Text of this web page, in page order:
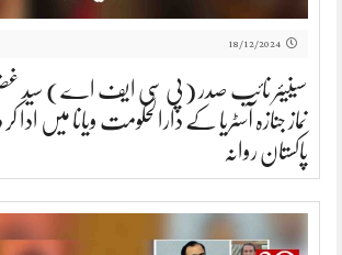
18/12/2024
سینیئر نائب صدر (پی سی ایف اے) سید
نماز جنازہ آسٹریا کے دارالحکومت ویانا میں
پاکستان روانہ